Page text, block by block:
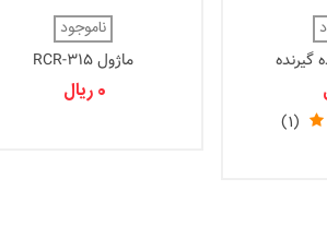
گیرنده
(1)
ناموجود
ماژول RCR-315
0 ریال